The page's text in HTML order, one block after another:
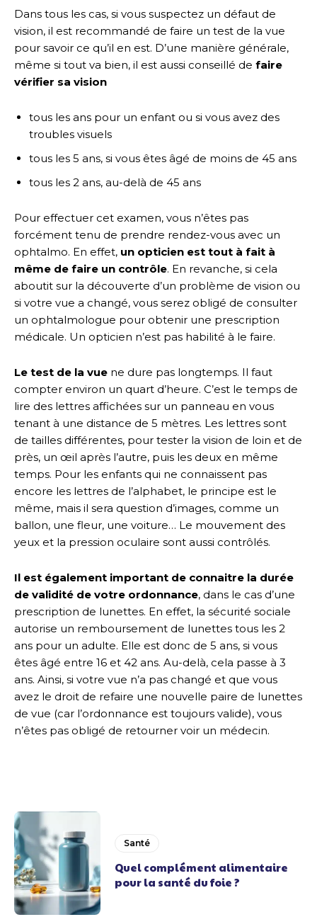
Dans tous les cas, si vous suspectez un défaut de
vision, il est recommandé de faire un test de la vue
pour savoir ce qu’il en est. D’une manière générale,
même si tout va bien, il est aussi conseillé de faire
vérifier sa vision
tous les ans pour un enfant ou si vous avez des
troubles visuels
tous les 5 ans, si vous êtes âgé de moins de 45 ans
tous les 2 ans, au-delà de 45 ans
Pour effectuer cet examen, vous n’êtes pas
forcément tenu de prendre rendez-vous avec un
ophtalmo. En effet, un opticien est tout à fait à
même de faire un contrôle. En revanche, si cela
aboutit sur la découverte d’un problème de vision ou
si votre vue a changé, vous serez obligé de consulter
un ophtalmologue pour obtenir une prescription
médicale. Un opticien n’est pas habilité à le faire.
Le test de la vue ne dure pas longtemps. Il faut
compter environ un quart d’heure. C’est le temps de
lire des lettres affichées sur un panneau en vous
tenant à une distance de 5 mètres. Les lettres sont
de tailles différentes, pour tester la vision de loin et de
près, un œil après l’autre, puis les deux en même
temps. Pour les enfants qui ne connaissent pas
encore les lettres de l’alphabet, le principe est le
même, mais il sera question d’images, comme un
ballon, une fleur, une voiture… Le mouvement des
yeux et la pression oculaire sont aussi contrôlés.
Il est également important de connaitre la durée
de validité de votre ordonnance, dans le cas d’une
prescription de lunettes. En effet, la sécurité sociale
autorise un remboursement de lunettes tous les 2
ans pour un adulte. Elle est donc de 5 ans, si vous
êtes âgé entre 16 et 42 ans. Au-delà, cela passe à 3
ans. Ainsi, si votre vue n’a pas changé et que vous
avez le droit de refaire une nouvelle paire de lunettes
de vue (car l’ordonnance est toujours valide), vous
n’êtes pas obligé de retourner voir un médecin.
Santé
Quel complément alimentaire
pour la santé du foie ?